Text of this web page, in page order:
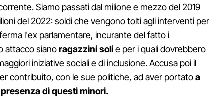
Siamo passati dal milione e mezzo del 2019
del 2022: soldi che vengono tolti agli interventi per
l'ex parlamentare, incurante del fatto i
attacco sianoragazzini solie per i quali dovrebbero
iniziative sociali e di inclusione. Accusa poi il
contribuito, con le sue politiche, ad aver portatoa
di questi minori.